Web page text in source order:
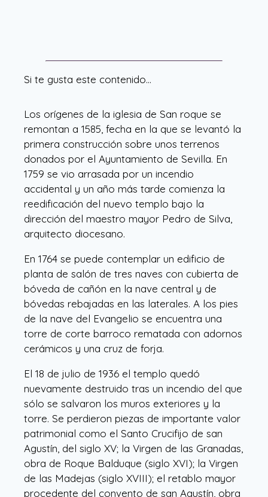
Si te gusta este contenido…
Los orígenes de la iglesia de San roque se
remontan a 1585, fecha en la que se levantó la
primera construcción sobre unos terrenos
donados por el Ayuntamiento de Sevilla. En
1759 se vio arrasada por un incendio
accidental y un año más tarde comienza la
reedificación del nuevo templo bajo la
dirección del maestro mayor Pedro de Silva,
arquitecto diocesano.
En 1764 se puede contemplar un edificio de
planta de salón de tres naves con cubierta de
bóveda de cañón en la nave central y de
bóvedas rebajadas en las laterales. A los pies
de la nave del Evangelio se encuentra una
torre de corte barroco rematada con adornos
cerámicos y una cruz de forja.
El 18 de julio de 1936 el templo quedó
nuevamente destruido tras un incendio del que
sólo se salvaron los muros exteriores y la
torre. Se perdieron piezas de importante valor
patrimonial como el Santo Crucifijo de san
Agustín, del siglo XV; la Virgen de las Granadas,
obra de Roque Balduque (siglo XVI); la Virgen
de las Madejas (siglo XVIII); el retablo mayor
procedente del convento de san Agustín, obra